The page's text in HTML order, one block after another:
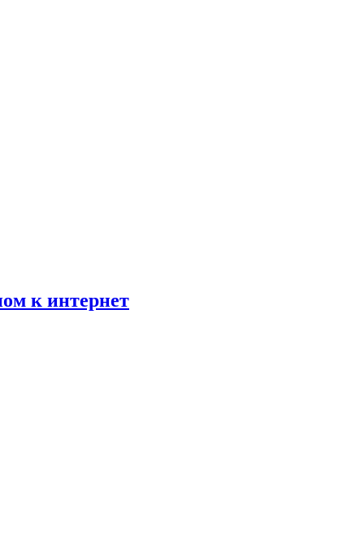
к интернет